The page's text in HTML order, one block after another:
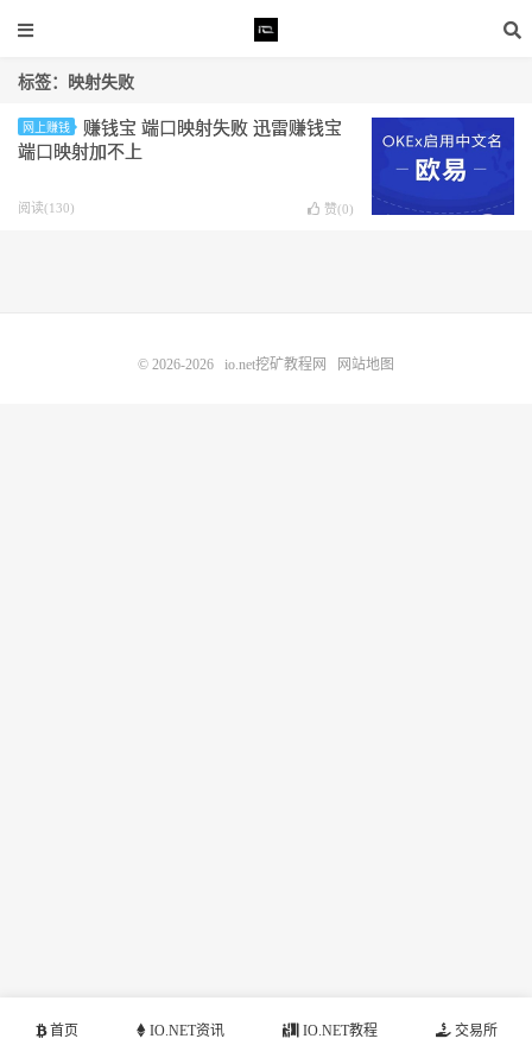
标签：映射失败
网上赚钱
赚钱宝 端口映射失败 迅雷赚钱宝
端口映射加不上
阅读(130) 赞(0)
首页 IO.NET资讯 IO.NET教程 交易所
© 2026-2026 io.net挖矿教程网 网站地图